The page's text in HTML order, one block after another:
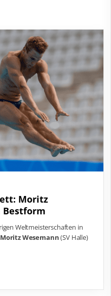
Moritz
Bestform
Weltmeisterschaften in
Moritz Wesemann(SV Halle)